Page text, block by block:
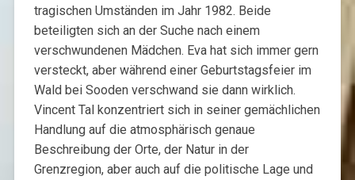
tragischen Umständen im Jahr 1982. Beide
beteiligten sich an der Suche nach einem
verschwundenen Mädchen. Eva hat sich immer gern
versteckt, aber während einer Geburtstagsfeier im
Wald bei Sooden verschwand sie dann wirklich.
Vincent Tal konzentriert sich in seiner gemächlichen
Handlung auf die atmosphärisch genaue
Beschreibung der Orte, der Natur in der
Grenzregion, aber auch auf die politische Lage und